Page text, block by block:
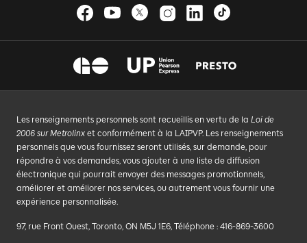
Les renseignements personnels sont recueillis en vertu de la Loi de
2006 sur Metrolinx et conformément à la LAIPVP. Les renseignements
personnels que vous fournissez seront utilisés, sur demande, pour
répondre à vos demandes, vous ajouter à une liste de diffusion
électronique qui pourrait envoyer des messages promotionnels,
améliorer et améliorer nos services, ou autrement vous fournir une
expérience personnalisée.
97, rue Front Ouest, Toronto, ON M5J 1E6, Téléphone : 416-869-3600